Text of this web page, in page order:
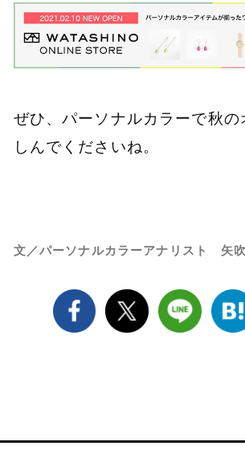
ぜひ、パーソナルカラーで秋の
しんでくださいね。
文／パーソナルカラーアナリスト 矢